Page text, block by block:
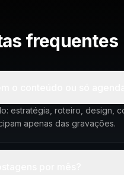
frequentes
estratégia, roteiro, design,
apenas das gravações.